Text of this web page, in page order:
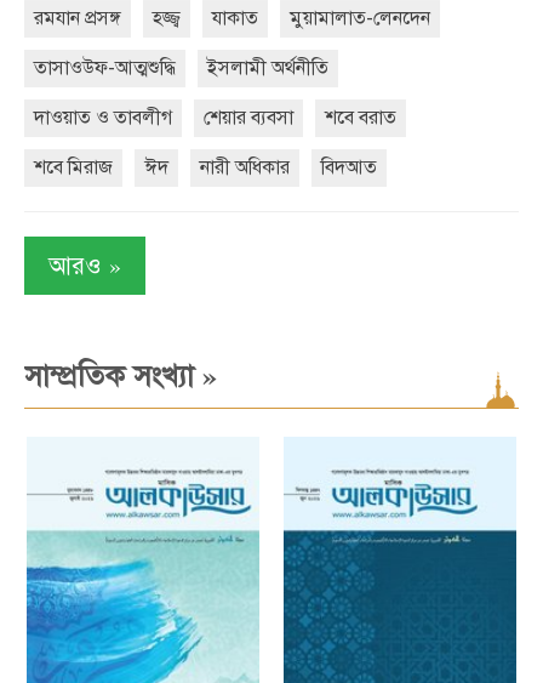
রমযান প্রসঙ্গ হজ্জ্ব যাকাত মুয়ামালাত-লেনদেন
তাসাওউফ-আত্মশুদ্ধি ইসলামী অর্থনীতি
দাওয়াত ও তাবলীগ শেয়ার ব্যবসা শবে বরাত
শবে মিরাজ ঈদ নারী অধিকার বিদআত
আরও »
সাম্প্রতিক সংখ্যা»